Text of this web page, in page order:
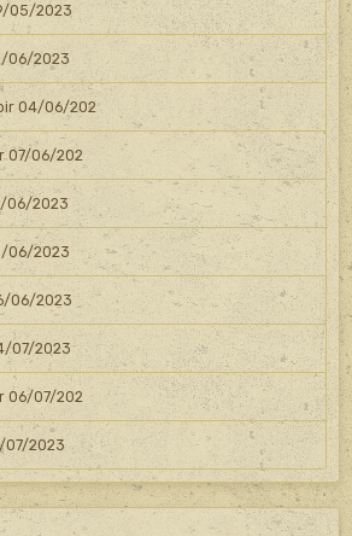
05/2023
06/2023
04/06/202
07/06/202
06/2023
06/2023
06/2023
07/2023
06/07/202
07/2023